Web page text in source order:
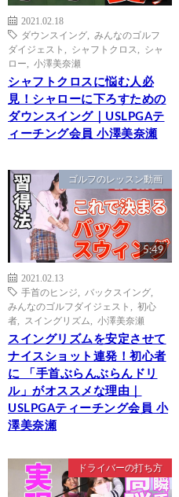
2021.02.18
ダウンスイング
みんなのゴルフ
ダイジェスト
シャフトクロス
シャ
ロー
小澤美奈瀬
シャフトクロスに悩む人必
見！シャローに下ろすための
ダウンスイング｜USLPGAテ
ィーチング会員 小澤美奈瀬
ゴルフのレッスン動画
5:49
2021.02.13
手首のヒンジ
バックスイング
みんなのゴルフダイジェスト
初心
者
スイングリズム 小澤美奈瀬
スイングリズムを安定させて
ナイスショット連発！初心者
に 「手首ぶらんぶらんドリ
ル」がオススメな理由｜
USLPGAティーチング会員 小
澤美奈瀬
ドライバーの打ち方